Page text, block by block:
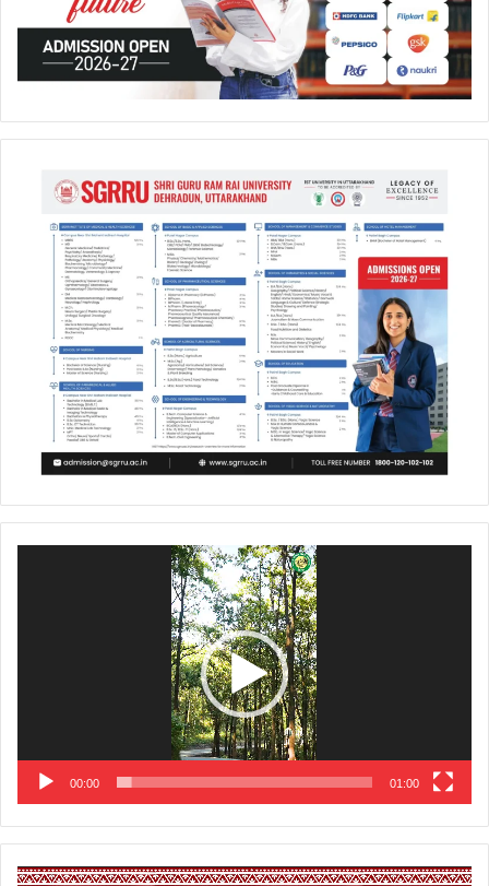
00:00 01:00
Video